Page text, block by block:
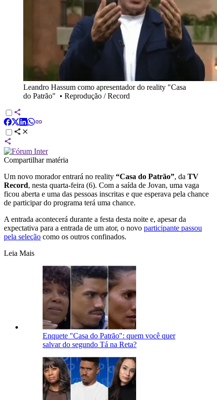
Leandro Hassum como apresentador do reality "Casa
do Patrão" • Reprodução / Record
Compartilhar matéria
Um novo morador entrará no reality “Casa do Patrão”, da TV
Record, nesta quarta-feira (6). Com a saída de Jovan, uma vaga
ficou aberta e uma das pessoas inscritas e que esperava pela chance
de participar do programa terá uma chance.
A entrada acontecerá durante a festa desta noite e, apesar da
expectativa para a entrada de um ator, o novo participante passou
pela seleção como os outros confinados.
Leia Mais
Enquete "Casa do Patrão": quem você quer
salvar do segundo Tá na Reta?